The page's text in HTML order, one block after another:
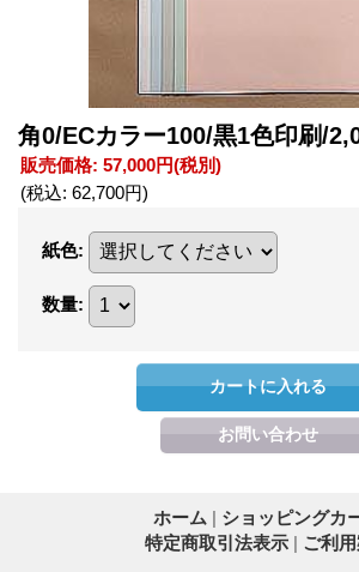
角0/ECカラー100/黒1色印刷/
販売価格: 57,000円(税別)
(税込: 62,700円)
紙色:
数量:
ホーム | ショッピングカ
特定商取引法表示 | ご利